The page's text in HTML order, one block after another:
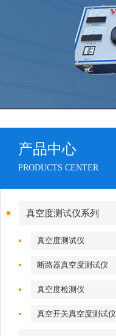
产品中心
PRODUCTS CENTER
真空度测试仪系列
真空度测试仪
断路器真空度测试仪
真空度检测仪
真空开关真空度测试仪